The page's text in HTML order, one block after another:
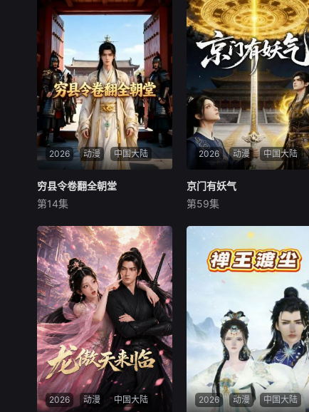
2026 动漫 中国大陆
穷县令卷翻全朝堂
未知
皇帝微服探访传闻中饿殍遍野
的云溪县，却发现此地富庶安
定。县令沈砚推行新政、研制
新物，百姓安居乐业。皇帝彻
查后揪出贪腐官员与谋逆太
子，力排众议在全国推广云溪
之法。新政强国安邦，面对外
敌亦大获全胜，而沈砚
穷县令卷翻全朝堂
第14集
2026 动漫 中国大陆
京门有妖气
未知
捉妖世家传人林绾被迫嫁入暗
藏邪修的国公府后，意外觉醒
先祖传承捉妖之力，为保家国
安宁，她破除妖兽邪功、救助
病娇夫君，并解锁传承之力决
战上古邪宗，最终成功守护家
国与挚爱。
京门有妖气
第59集
2026 动漫 中国大陆 2026 动漫 中国大陆